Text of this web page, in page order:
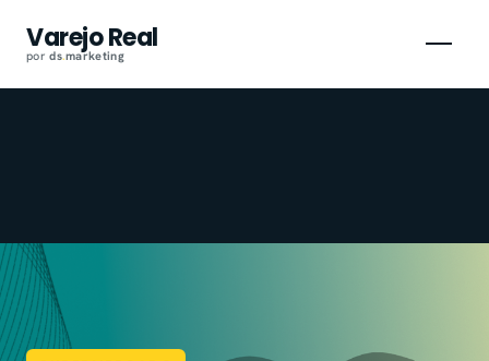
paraVarejo Real
pords.marketing